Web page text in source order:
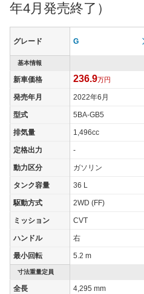
年4月発売終了）
グレード G
基本情報
新車価格 236.9万円
発売年月 2022年6月
型式 5BA-GB5
排気量 1,496cc
定格出力 -
動力区分 ガソリン
タンク容量 36 L
駆動方式 2WD (FF)
ミッション CVT
ハンドル 右
最小回転 5.2 m
寸法重量定員
全長 4,295 mm